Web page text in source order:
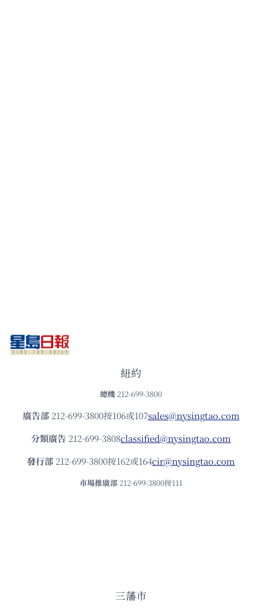
紐約
總機 212-699-3800
廣告部212-699-3800按106或107sales@nysingtao.com
分類廣告 212-699-3808classified@nysingtao.com
發⾏部 212-699-3800按162或164cir@nysingtao.com
市場推廣部 212-699-3800按111
三藩市